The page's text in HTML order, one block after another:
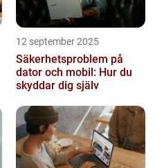
12 september 2025
Säkerhetsproblem på
dator och mobil: Hur du
skyddar dig själv